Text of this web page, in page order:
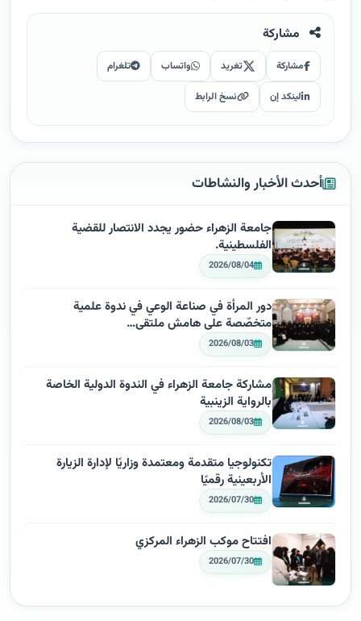
مشاركة
مشاركة تغريد واتساب تلغرام
لينكد إن نسخ الرابط
أحدث الأخبار والنشاطات
جامعة الزهراء حضور يجدد الانتصار للقضية
الفلسطينية.
2026/08/04
دور المرأة في صناعة الوعي في ندوة علمية
متخصّصة على هامش ملتقى…
2026/08/03
مشاركة جامعة الزهراء في الندوة الدولية الخاصة
بالرواية الزينبية
2026/08/03
تكنولوجيا متقدمة ومعتمدة وزاريًا لإدارة الزيارة
الأربعينية رقميًا
2026/07/30
افتتاح موكب الزهراء المركزي
2026/07/30